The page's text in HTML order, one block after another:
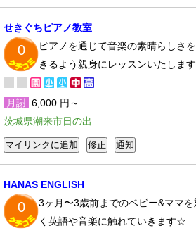
せきぐちピアノ教室
0
ピアノを通じて音楽の素晴らしさ
きるよう親身にレッスンいたします
月謝 6,000 円～
茨城県潮来市日の出
HANAS ENGLISH
0
3ヶ月〜3歳前までのベビー&ママを
く英語や音楽に触れていきます☆